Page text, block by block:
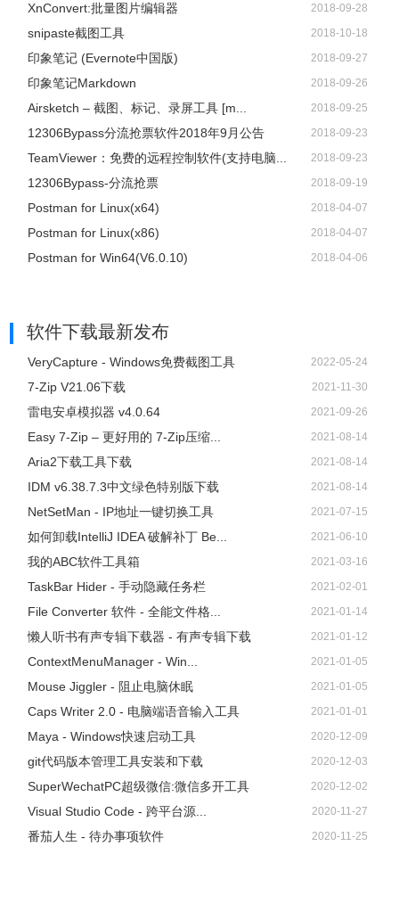
XnConvert:批量图片编辑器 2018-09-28
snipaste截图工具 2018-10-18
印象笔记 (Evernote中国版) 2018-09-27
印象笔记Markdown 2018-09-26
Airsketch – 截图、标记、录屏工具 [m... 2018-09-25
12306Bypass分流抢票软件2018年9月公告 2018-09-23
TeamViewer：免费的远程控制软件(支持电脑... 2018-09-23
12306Bypass-分流抢票 2018-09-19
Postman for Linux(x64) 2018-04-07
Postman for Linux(x86) 2018-04-07
Postman for Win64(V6.0.10) 2018-04-06
软件下载最新发布
VeryCapture - Windows免费截图工具 2022-05-24
7-Zip V21.06下载 2021-11-30
雷电安卓模拟器 v4.0.64 2021-09-26
Easy 7-Zip – 更好用的 7-Zip压缩... 2021-08-14
Aria2下载工具下载 2021-08-14
IDM v6.38.7.3中文绿色特别版下载 2021-08-14
NetSetMan - IP地址一键切换工具 2021-07-15
如何卸载IntelliJ IDEA 破解补丁 Be... 2021-06-10
我的ABC软件工具箱 2021-03-16
TaskBar Hider - 手动隐藏任务栏 2021-02-01
File Converter 软件 - 全能文件格... 2021-01-14
懒人听书有声专辑下载器 - 有声专辑下载 2021-01-12
ContextMenuManager - Win... 2021-01-05
Mouse Jiggler - 阻止电脑休眠 2021-01-05
Caps Writer 2.0 - 电脑端语音输入工具 2021-01-01
Maya - Windows快速启动工具 2020-12-09
git代码版本管理工具安装和下载 2020-12-03
SuperWechatPC超级微信:微信多开工具 2020-12-02
Visual Studio Code - 跨平台源... 2020-11-27
番茄人生 - 待办事项软件 2020-11-25